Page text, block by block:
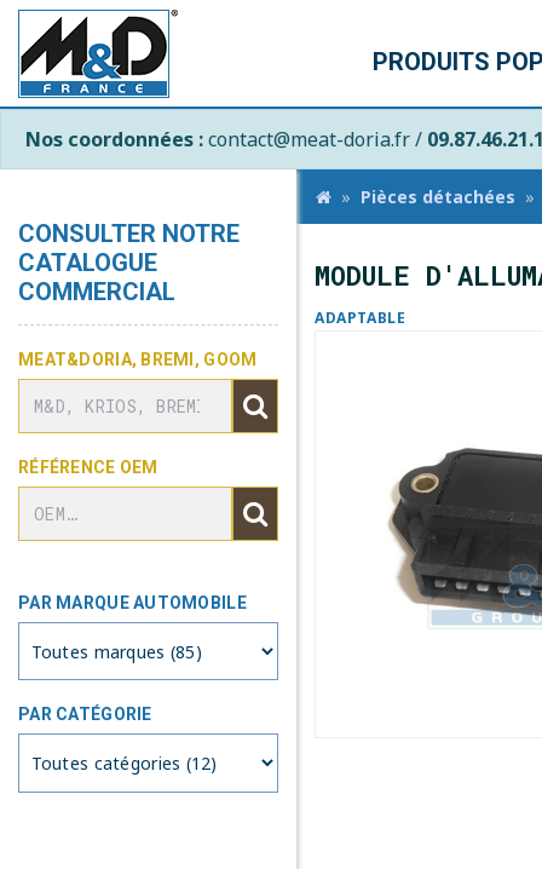
PRODUITS
Nos coordonnées :contact@meat-doria.fr /
CONSULTER NOTRE
CATALOGUE
COMMERCIAL
MEAT&DORIA, BREMI, GOOM
RÉFÉRENCE OEM
PAR MARQUE AUTOMOBILE
PAR CATÉGORIE
Pièces détachées
MODULE
ADAPTABLE